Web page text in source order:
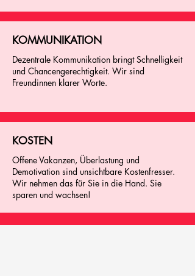
KOMMUNIKATION
Dezentrale Kommunikation bringt Schnelligkeit
und Chancengerechtigkeit. Wir sind
Freundinnen klarer Worte.
KOSTEN
Offene Vakanzen, Überlastung und
Demotivation sind unsichtbare Kostenfresser.
Wir nehmen das für Sie in die Hand. Sie
sparen und wachsen!